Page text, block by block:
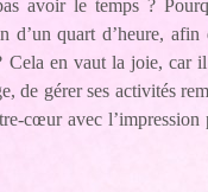
avoir le temps ?
d’un quart d’heure,
Cela en vaut la joie, car
de gérer ses activités
cœur avec l’impression